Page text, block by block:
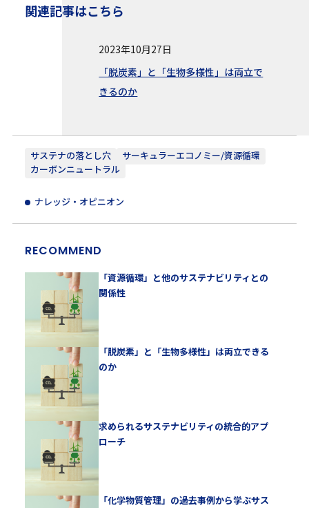
サステナの落とし穴
サーキュラーエコノミー/資源循環
カーボンニュートラル
ナレッジ・オピニオン
RECOMMEND
「資源循環」と他のサステナビリティとの
関係性
「脱炭素」と「生物多様性」は両立できる
のか
求められるサステナビリティの統合的アプ
ローチ
「化学物質管理」の過去事例から学ぶサス
関連記事はこちら
2023年10月27日
「脱炭素」と「生物多様性」は両立で
きるのか